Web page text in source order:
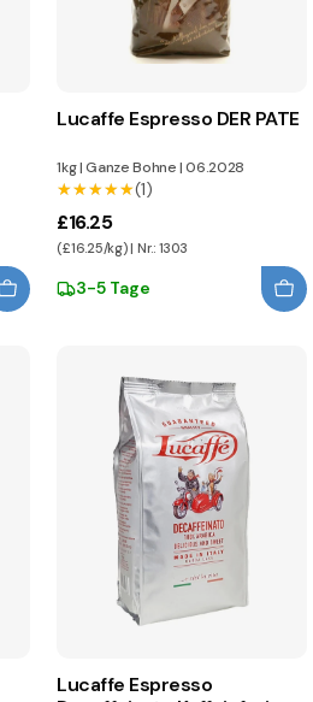
Lucaffe Espresso DER PATE
1kg|Ganze Bohne|06.2028
★★★★★
★★★★★(1)
£16.25
(£16.25/kg) | Nr.: 1303
3-5 Tage
Lucaffe Espresso